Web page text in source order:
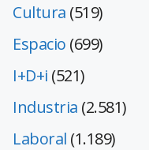
Cultura (519)
Espacio (699)
I+D+i (521)
Industria (2.581)
Laboral (1.189)